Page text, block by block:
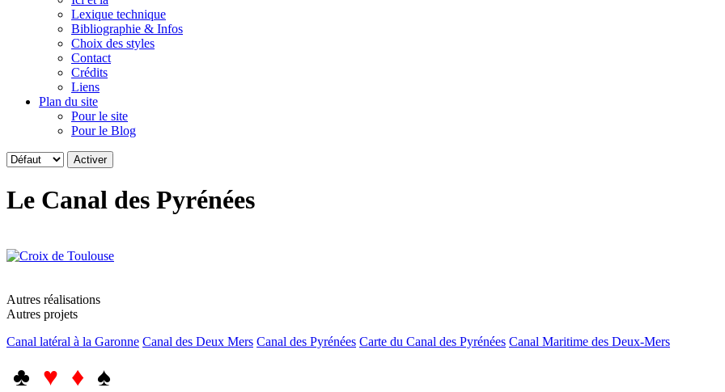
Lexique technique
Bibliographie & Infos
Choix des styles
Contact
Crédits
Liens
Plan du site
Pour le site
Pour le Blog
Le Canal des Pyrénées
Autres réalisations
Autres projets
Canal latéral à la Garonne Canal des Deux Mers Canal des Pyrénées Carte du Canal des Pyrénées Canal Maritime des Deux-Mers
♣ ♥ ♦ ♠